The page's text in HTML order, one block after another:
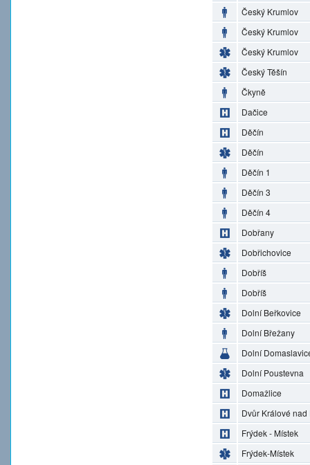
Český Krumlov
Český Krumlov
Český Krumlov
Český Těšín
Čkyně
Dačice
Děčín
Děčín
Děčín 1
Děčín 3
Děčín 4
Dobřany
Dobřichovice
Dobříš
Dobříš
Dolní Beřkovice
Dolní Břežany
Dolní
Dolní Poustevna
Domažlice
Dvůr Králové nad
Frýdek - Místek
Frýdek-Místek